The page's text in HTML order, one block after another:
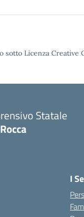
sotto Licenza Creative
Statale
I